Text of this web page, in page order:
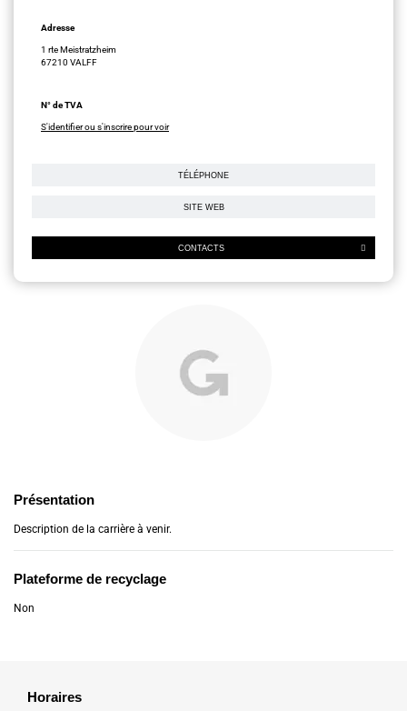
Adresse
1 rte Meistratzheim
67210 VALFF
N° de TVA
S'identifier ou s'inscrire pour voir
TÉLÉPHONE
SITE WEB
CONTACTS
Présentation
Description de la carrière à venir.
Plateforme de recyclage
Non
Horaires